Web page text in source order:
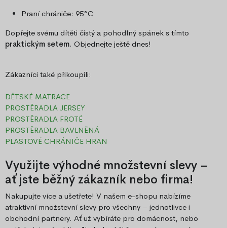
Praní chrániče: 95°C
Dopřejte svému dítěti čistý a pohodlný spánek s tímto
praktickým setem. Objednejte ještě dnes!
Zákazníci také přikoupili:
DĚTSKÉ MATRACE
PROSTĚRADLA JERSEY
PROSTĚRADLA FROTÉ
PROSTĚRADLA BAVLNĚNÁ
PLASTOVÉ CHRÁNIČE HRAN
Využijte výhodné množstevní slevy –
ať jste běžný zákazník nebo firma!
Nakupujte více a ušetřete! V našem e-shopu nabízíme
atraktivní množstevní slevy pro všechny – jednotlivce i
obchodní partnery. Ať už vybíráte pro domácnost, nebo